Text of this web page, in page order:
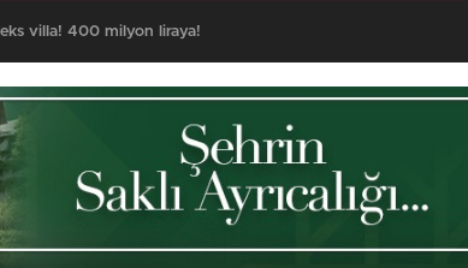
villa! 400 milyon liraya!